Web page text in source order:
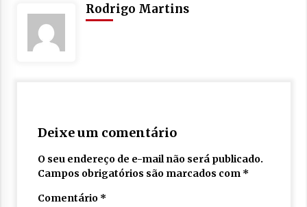
Rodrigo Martins
Deixe um comentário
O seu endereço de e-mail não será publicado.
Campos obrigatórios são marcados com *
Comentário *